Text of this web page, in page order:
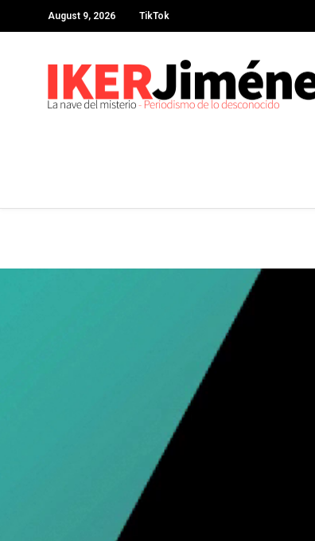
Deprecated: preg_replace(): Passing null to parameter
August 9, 2026 TikTok